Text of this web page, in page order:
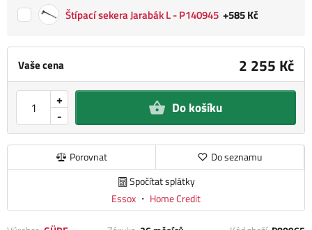
Vaše cena 2 255 Kč
-
+ Do košíku
Porovnat
Do seznamu
Spočítat splátky
Essox ・ Home Credit
Štípací sekera Jarabák L - P140945 +585 Kč